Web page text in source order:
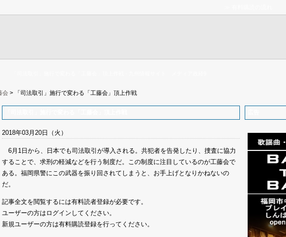
会 > 「司法取引」施行で変わる「工藤会」頂上作戦
2018年03月20日（火）
6月1日から、日本でも司法取引が導入される。共犯者を告発したり、捜査に協力
することで、求刑の軽減などを行う制度だ。この制度に注目しているのが工藤会で
ある。福岡県警にこの武器を振り回されてしまうと、お手上げとなりかねないの
だ。
記事全文を閲覧するには有料読者登録が必要です。
ユーザーの方はログインしてください。
新規ユーザーの方は有料購読登録を行ってください。